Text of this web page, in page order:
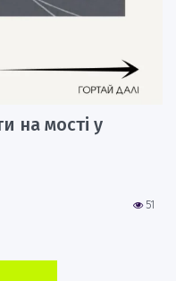
на мості у
51